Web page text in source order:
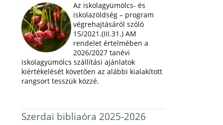
Az iskolagyümölcs- és
iskolazöldség – program
végrehajtásáról szóló
15/2021.(III.31.) AM
rendelet értelmében a
2026/2027 tanévi
iskolagyümölcs szállítási ajánlatok
kiértékelését követően az alábbi kialakított
rangsort tesszük közzé.
Szerdai bibliaóra 2025-2026